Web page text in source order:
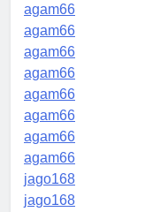
agam66
agam66
agam66
agam66
agam66
agam66
agam66
agam66
jago168
jago168